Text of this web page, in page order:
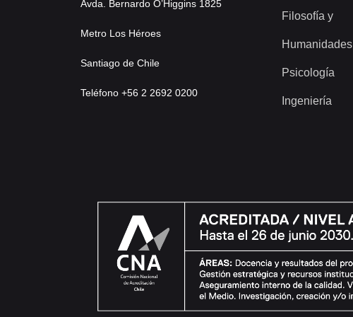
Avda. Bernardo O’Higgins 1825
Metro Los Héroes
Santiago de Chile
Teléfono +56 2 2692 0200
Filosofía y
Humanidades
Psicología
Ingeniería